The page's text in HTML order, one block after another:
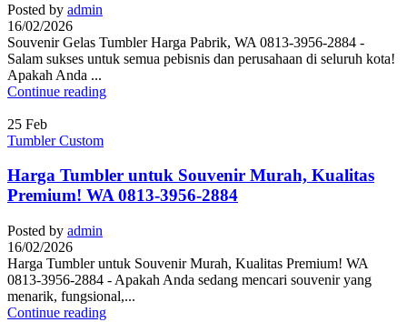
Posted by admin
16/02/2026
Souvenir Gelas Tumbler Harga Pabrik, WA 0813-3956-2884 -
Salam sukses untuk semua pebisnis dan perusahaan di seluruh kota!
Apakah Anda ...
Continue reading
25 Feb
Tumbler Custom
Harga Tumbler untuk Souvenir Murah, Kualitas
Premium! WA 0813-3956-2884
Posted by admin
16/02/2026
Harga Tumbler untuk Souvenir Murah, Kualitas Premium! WA
0813-3956-2884 - Apakah Anda sedang mencari souvenir yang
menarik, fungsional,...
Continue reading